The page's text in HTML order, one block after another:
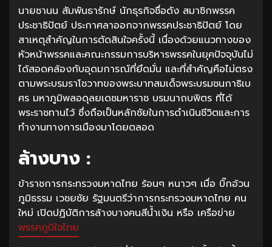
นายชานน สัมพันธารักษ์ นักธุรกิจชื่อดัง สมาชิกพรรค
ประชาธิปัตย์ ประกาศลาออกจากพรรคประชาธิปัตย์ โดย
สาเหตุสำคัญในการตัดสินใจครั้งนี้ เนื่องด้วยแนวทางของ
หัวหน้าพรรคและคณะกรรมการบริหารพรรคในยุคปัจจุบันไม่
ได้สอดคล้องกับอุดมการณ์ที่ยึดมั่น และที่สำคัญคือไม่ตรง
ตามพระบรมราโชวาทของพระบาทสมเด็จพระบรมชนกาธิเบ
ศร มหาภูมิพลอดุลยเดชมหาราช บรมนาถบพิตร ที่ได้
พระราชทานไว้ ซึ่งถือเป็นหลักชัยในการดำเนินชีวิตและการ
ทำงานทางการเมืองมาโดยตลอด
ล้างบาง :
ข้าราชการกระทรวงมหาดไทย ร้อนๆ หนาวๆ เมื่อ บิ๊กอ้วน
ภูมิธรรม เวชยชัย รัฐมนตรีว่าการกระทรวงมหาดไทย คน
ใหม่ เปิดปฏิบัติการล้างบางคนสีน้ำเงิน หรือ เครือข่าย
พรรคภูมิใจไทย